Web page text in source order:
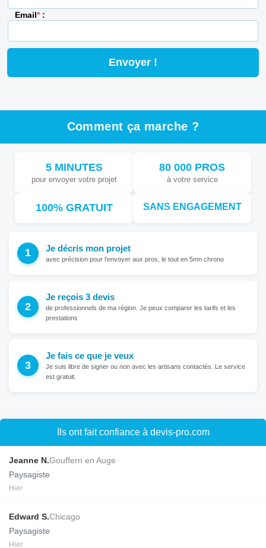
Email*:
Comment ça marche ?
5 MINUTES
pour envoyer votre projet
80 000 PROS
à votre service
100% GRATUIT SANS ENGAGEMENT
Je décris mon projet
avec précision pour l'envoyer aux pros, le tout en 5mn chrono
Je reçois 3 devis
de professionnels de ma région. Je peux comparer les tarifs et les
prestations
Je fais ce que je veux
Je suis libre de signer ou non avec les artisans contactés. Le service
est gratuit.
Ils ont fait confiance à devis-pro.com
Jeanne N.Gouffern en Auge
Paysagiste
Hier
Edward S.Chicago
Paysagiste
Hier